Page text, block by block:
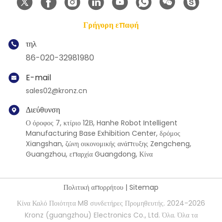
Γρήγορη επαφή
τηλ
86-020-32981980
E-mail
sales02@kronz.cn
Διεύθυνση
Ο όροφος 7, κτίριο 12Β, Hanhe Robot Intelligent
Manufacturing Base Exhibition Center, δρόμος
Xiangshan, ζώνη οικονομικής ανάπτυξης Zengcheng,
Guangzhou, επαρχία Guangdong, Κίνα
Πολιτική απορρήτου | Sitemap
Κίνα Καλό Ποιότητα M8 συνδετήρες Προμηθευτής. 2024-2026
Kronz (guangzhou) Electronics Co., Ltd. Όλα. Όλα τα